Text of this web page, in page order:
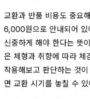
교환과 반품 비용도 중요
6,000원으로 안내되어 있
신중하게 해야 한다는 뜻
은 체형과 취향에 따라 체
착용해보고 판단하는 것
면 교환 시기를 놓칠 수 있